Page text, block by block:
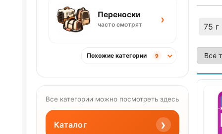
75 г
Переноски
часто смотрят ›
Похожие категории 9
Все категории можно посмотреть здесь
Каталог ›